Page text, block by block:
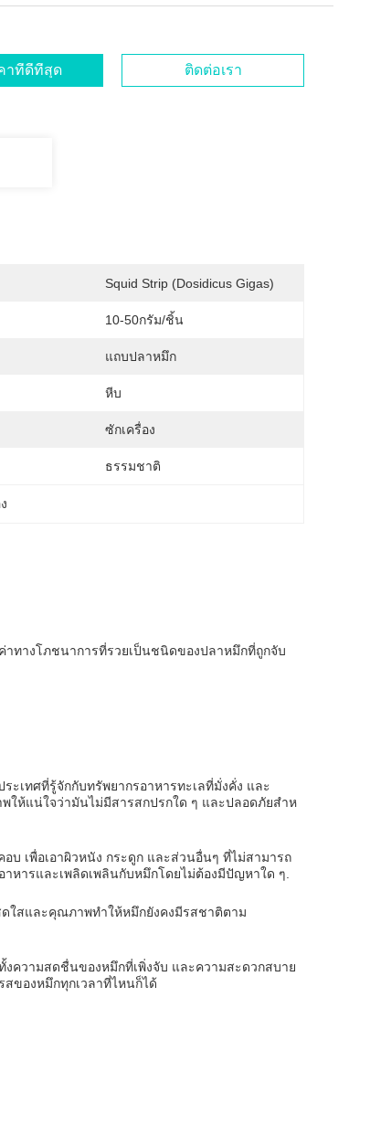
าที่ดีที่สุด ติดต่อเรา
Squid Strip (Dosidicus Gigas)
10-50กรัม/ชิ้น
แถบปลาหมึก
หีบ
ซักเครื่อง
ธรรมชาติ
างโภชนาการที่รวยเป็นชนิดของปลาหมึกที่ถูกจับ
เทศที่รู้จักกับทรัพยากรอาหารทะเลที่มั่งคั่ง และ
ห้แน่ใจว่ามันไม่มีสารสกปรกใด ๆ และปลอดภัยสําห
บ เพื่อเอาผิวหนัง กระดูก และส่วนอื่นๆ ที่ไม่สามารถ
หารและเพลิดเพลินกับหมึกโดยไม่ต้องมีปัญหาใด ๆ.
ใสและคุณภาพทําให้หมึกยังคงมีรสชาติตาม
งความสดชื่นของหมึกที่เพิ่งจับ และความสะดวกสบาย
ของหมึกทุกเวลาที่ไหนก็ได้